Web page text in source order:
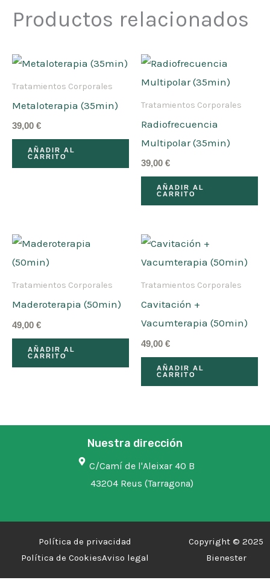
Productos relacionados
Tratamientos Corporales
Metaloterapia (35min)
39,00 €
AÑADIR AL
CARRITO
Tratamientos Corporales
Radiofrecuencia
Multipolar (35min)
39,00 €
AÑADIR AL
CARRITO
Tratamientos Corporales
Maderoterapia (50min)
49,00 €
AÑADIR AL
CARRITO
Tratamientos Corporales
Cavitación +
Vacumterapia (50min)
49,00 €
AÑADIR AL
CARRITO
Nuestra dirección
C/Camí de l'Aleixar 40 B
43204 Reus (Tarragona)
Política de privacidad
Política de CookiesAviso legal
Copyright © 2025
Bienester